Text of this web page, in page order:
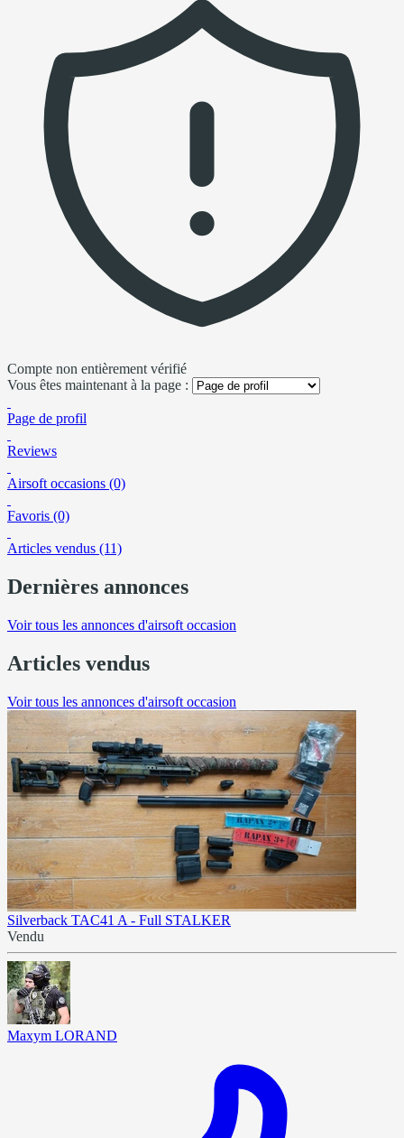
Compte non entièrement vérifié
Vous êtes maintenant à la page :
Page de profil
Reviews
Airsoft occasions (0)
Favoris (0)
Articles vendus (11)
Dernières annonces
Voir tous les annonces d'airsoft occasion
Articles vendus
Voir tous les annonces d'airsoft occasion
Silverback TAC41 A - Full STALKER
Vendu
Maxym LORAND